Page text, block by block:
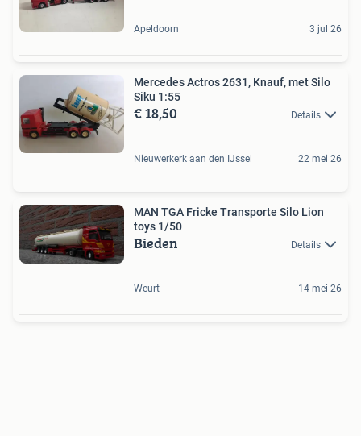
Apeldoorn 3 jul 26
Mercedes Actros 2631, Knauf, met Silo
Siku 1:55
€ 18,50 Details
Nieuwerkerk aan den IJssel 22 mei 26
MAN TGA Fricke Transporte Silo Lion
toys 1/50
Bieden Details
Weurt 14 mei 26